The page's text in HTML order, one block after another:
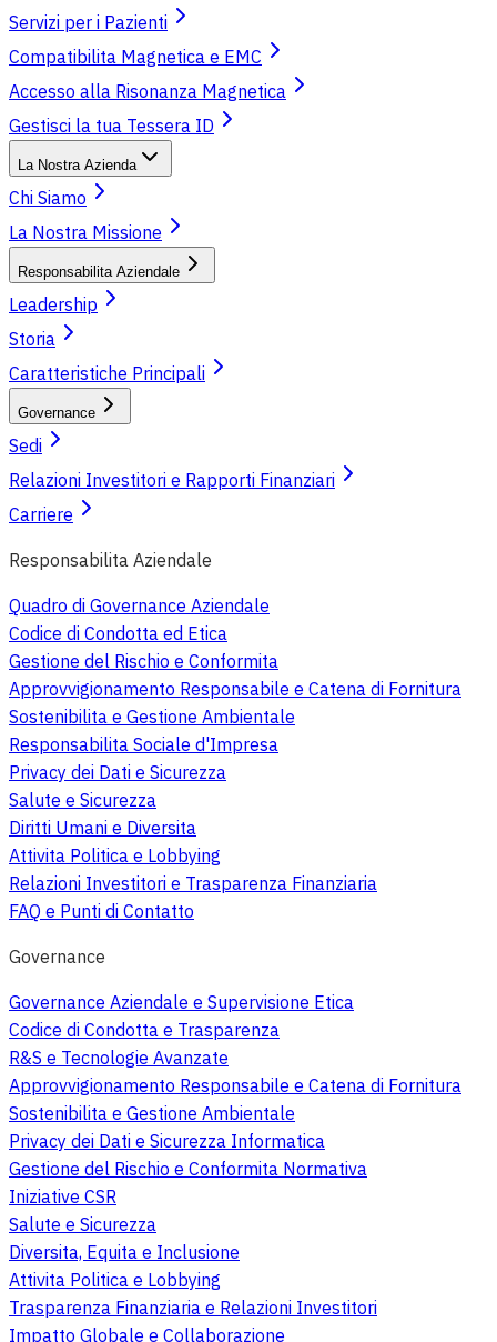
Servizi per i Pazienti
Compatibilita Magnetica e EMC
Accesso alla Risonanza Magnetica
Gestisci la tua Tessera ID
La Nostra Azienda
Chi Siamo
La Nostra Missione
Responsabilita Aziendale
Leadership
Storia
Caratteristiche Principali
Governance
Sedi
Relazioni Investitori e Rapporti Finanziari
Carriere
Responsabilita Aziendale
Quadro di Governance Aziendale
Codice di Condotta ed Etica
Gestione del Rischio e Conformita
Approvvigionamento Responsabile e Catena di Fornitura
Sostenibilita e Gestione Ambientale
Responsabilita Sociale d'Impresa
Privacy dei Dati e Sicurezza
Salute e Sicurezza
Diritti Umani e Diversita
Attivita Politica e Lobbying
Relazioni Investitori e Trasparenza Finanziaria
FAQ e Punti di Contatto
Governance
Governance Aziendale e Supervisione Etica
Codice di Condotta e Trasparenza
R&S e Tecnologie Avanzate
Approvvigionamento Responsabile e Catena di Fornitura
Sostenibilita e Gestione Ambientale
Privacy dei Dati e Sicurezza Informatica
Gestione del Rischio e Conformita Normativa
Iniziative CSR
Salute e Sicurezza
Diversita, Equita e Inclusione
Attivita Politica e Lobbying
Trasparenza Finanziaria e Relazioni Investitori
Impatto Globale e Collaborazione